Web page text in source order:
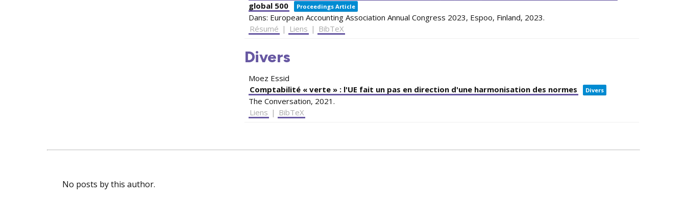
global 500
Proceedings Article
Dans: European Accounting Association Annual Congress 2023, Espoo, Finland, 2023.
Résumé | Liens | BibTeX
Divers
Moez Essid
Comptabilité « verte » : l'UE fait un pas en direction d'une harmonisation des normes
Divers
The Conversation, 2021 .
Liens | BibTeX
No posts by this author.